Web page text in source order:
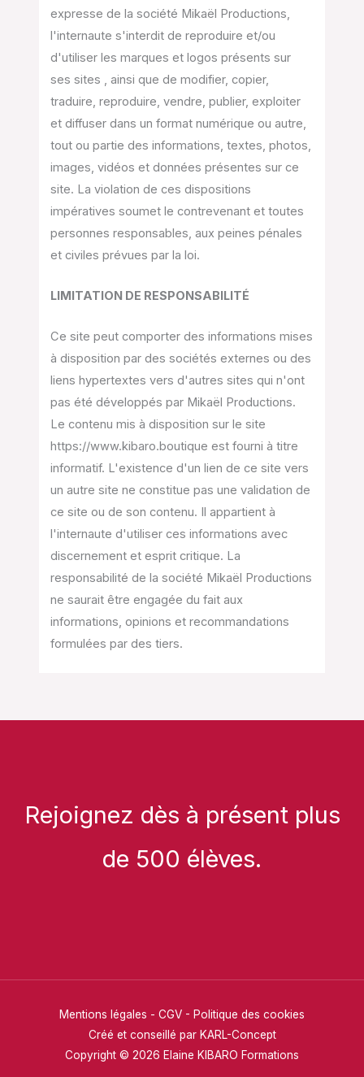
expresse de la société Mikaël Productions,
l'internaute s'interdit de reproduire et/ou
d'utiliser les marques et logos présents sur
ses sites , ainsi que de modifier, copier,
traduire, reproduire, vendre, publier, exploiter
et diffuser dans un format numérique ou autre,
tout ou partie des informations, textes, photos,
images, vidéos et données présentes sur ce
site. La violation de ces dispositions
impératives soumet le contrevenant et toutes
personnes responsables, aux peines pénales
et civiles prévues par la loi.
LIMITATION DE RESPONSABILITÉ
Ce site peut comporter des informations mises
à disposition par des sociétés externes ou des
liens hypertextes vers d'autres sites qui n'ont
pas été développés par Mikaël Productions.
Le contenu mis à disposition sur le site
https://www.kibaro.boutique est fourni à titre
informatif. L'existence d'un lien de ce site vers
un autre site ne constitue pas une validation de
ce site ou de son contenu. Il appartient à
l'internaute d'utiliser ces informations avec
discernement et esprit critique. La
responsabilité de la société Mikaël Productions
ne saurait être engagée du fait aux
informations, opinions et recommandations
formulées par des tiers.
Rejoignez dès à présent plus
de 500 élèves.
Mentions légales - CGV - Politique des cookies
Créé et conseillé par KARL-Concept
Copyright © 2026 Elaine KIBARO Formations